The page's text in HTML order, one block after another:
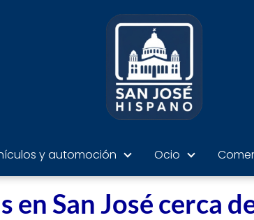
y automoción Ocio
en San José cerca